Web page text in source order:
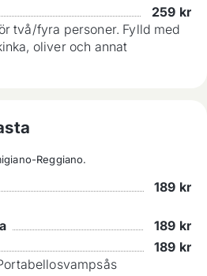
259 kr
två/fyra personer. Fylld med
oliver och annat
Reggiano.
189 kr
189 kr
189 kr